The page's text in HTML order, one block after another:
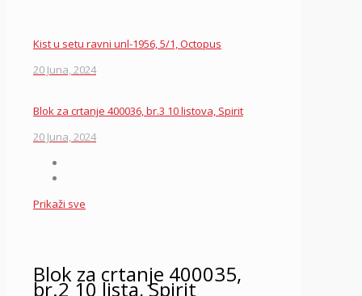
Kist u setu ravni unl-1956, 5/1, Octopus
20 Juna, 2024
Blok za crtanje 400036, br.3 10 listova, Spirit
20 Juna, 2024
Prikaži sve
Blok za crtanje 400035,
br.2 10 lista, Spirit